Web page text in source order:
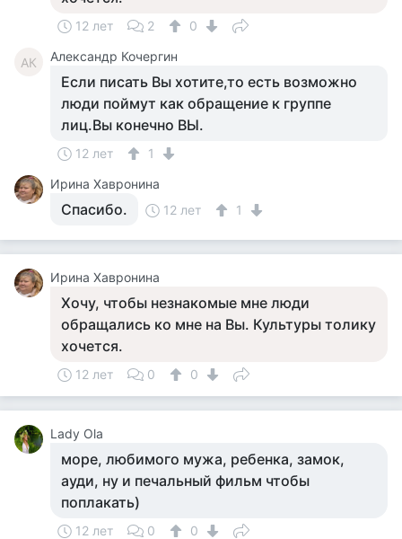
12 лет 2 0
АК Александр Кочергин
Если писать Вы хотите,то есть возможно
люди поймут как обращение к группе
лиц.Вы конечно ВЫ.
12 лет
1
Ирина Хавронина
Спасибо. 12 лет 1
Ирина Хавронина
Хочу, чтобы незнакомые мне люди
обращались ко мне на Вы. Культуры толику
хочется.
12 лет 0 0
Lady Ola
море, любимого мужа, ребенка, замок,
ауди, ну и печальный фильм чтобы
поплакать)
12 лет 0 0